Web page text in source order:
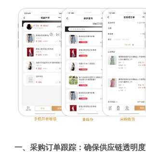
一、采购订单跟踪：确保供应链透明度